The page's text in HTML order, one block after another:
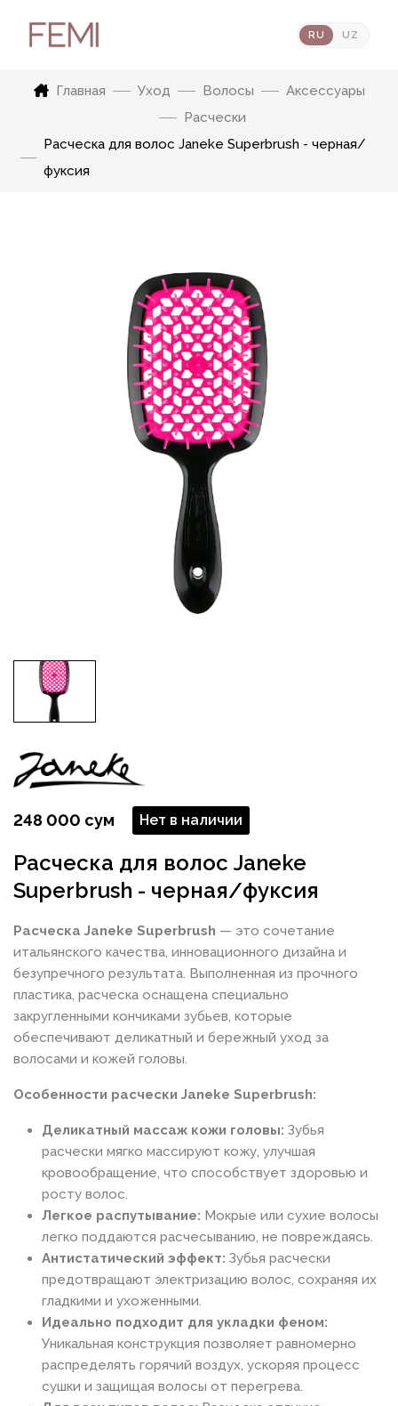
RU UZ
Главная Уход Волосы
Аксессуары
Расчески
Расческа для волос Janeke Superbrush - черная/
фуксия
248 000 сум Нет в наличии
Расческа для волос Janeke
Superbrush - черная/фуксия
Расческа Janeke Superbrush — это сочетание
итальянского качества, инновационного дизайна и
безупречного результата. Выполненная из прочного
пластика, расческа оснащена специально
закругленными кончиками зубьев, которые
обеспечивают деликатный и бережный уход за
волосами и кожей головы.
Особенности расчески Janeke Superbrush:
Деликатный массаж кожи головы: Зубья
расчески мягко массируют кожу, улучшая
кровообращение, что способствует здоровью и
росту волос.
Легкое распутывание: Мокрые или сухие волосы
легко поддаются расчесыванию, не повреждаясь.
Антистатический эффект: Зубья расчески
предотвращают электризацию волос, сохраняя их
гладкими и ухоженными.
Идеально подходит для укладки феном:
Уникальная конструкция позволяет равномерно
распределять горячий воздух, ускоряя процесс
сушки и защищая волосы от перегрева.